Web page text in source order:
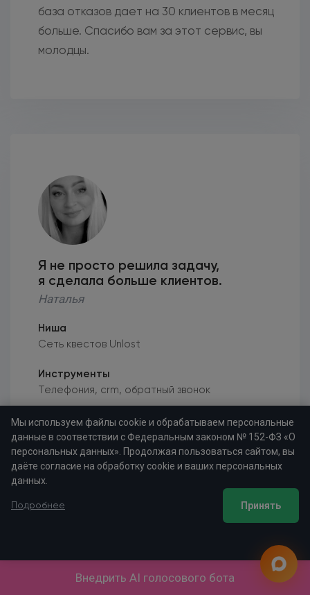
Внедрить AI голосового бота
Мы используем файлы cookie и обрабатываем персональные
данные в соответствии с Федеральным законом № 152-ФЗ «О
персональных данных». Продолжая пользоваться сайтом, вы
даёте согласие на обработку cookie и ваших персональных
данных.
Подробнее Принять
база отказов дает на 30 клиентов в месяц
больше. Спасибо вам за этот сервис, вы
молодцы.
Я не просто решила задачу,
я сделала больше клиентов.
Наталья
Ниша
Сеть квестов Unlost
Инструменты
Телефония, crm, обратный звонок
Результаты
Больше стало приходить клиентов и играть в
квесты
Опубликовано
22.07.2018
телефонии и, то в одном не хватает что-
то, то в другом неадекватно стоит, то в